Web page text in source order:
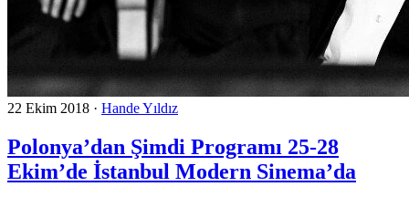
22 Ekim 2018 · Hande Yıldız
Polonya’dan Şimdi Programı 25-28
Ekim’de İstanbul Modern Sinema’da